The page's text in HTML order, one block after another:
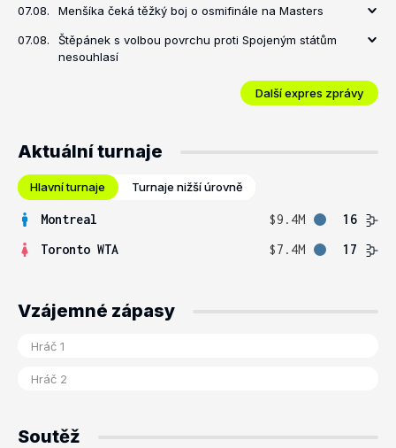
07.08. Menšíka čeká těžký boj o osmifinále na Masters
07.08.
Štěpánek s volbou povrchu proti Spojeným státům
nesouhlasí
Další expres zprávy
Aktuální turnaje
Hlavní turnaje Turnaje nižší úrovně
Montreal $9.4M
16
Toronto WTA
$7.4M 17
Vzájemné zápasy
Soutěž